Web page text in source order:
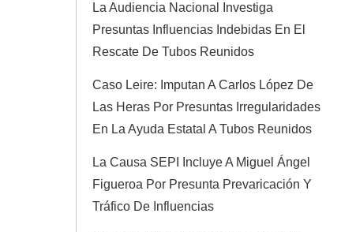
La Audiencia Nacional Investiga
Presuntas Influencias Indebidas En El
Rescate De Tubos Reunidos
Caso Leire: Imputan A Carlos López De
Las Heras Por Presuntas Irregularidades
En La Ayuda Estatal A Tubos Reunidos
La Causa SEPI Incluye A Miguel Ángel
Figueroa Por Presunta Prevaricación Y
Tráfico De Influencias